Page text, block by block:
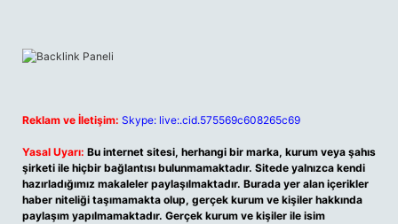
Reklam ve İletişim: Skype: live:.cid.575569c608265c69
Yasal Uyarı: Bu internet sitesi, herhangi bir marka, kurum veya şahıs
şirketi ile hiçbir bağlantısı bulunmamaktadır. Sitede yalnızca kendi
hazırladığımız makaleler paylaşılmaktadır. Burada yer alan içerikler
haber niteliği taşımamakta olup, gerçek kurum ve kişiler hakkında
paylaşım yapılmamaktadır. Gerçek kurum ve kişiler ile isim